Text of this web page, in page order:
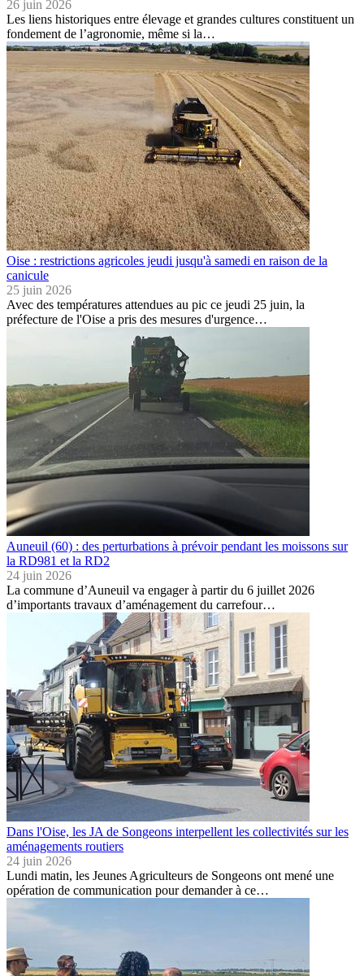
26 juin 2026
Les liens historiques entre élevage et grandes cultures constituent un
fondement de l’agronomie, même si la…
Oise : restrictions agricoles jeudi jusqu'à samedi en raison de la
canicule
25 juin 2026
Avec des températures attendues au pic ce jeudi 25 juin, la
préfecture de l'Oise a pris des mesures d'urgence…
Auneuil (60) : des perturbations à prévoir pendant les moissons sur
la RD981 et la RD2
24 juin 2026
La commune d’Auneuil va engager à partir du 6 juillet 2026
d’importants travaux d’aménagement du carrefour…
Dans l'Oise, les JA de Songeons interpellent les collectivités sur les
aménagements routiers
24 juin 2026
Lundi matin, les Jeunes Agriculteurs de Songeons ont mené une
opération de communication pour demander à ce…